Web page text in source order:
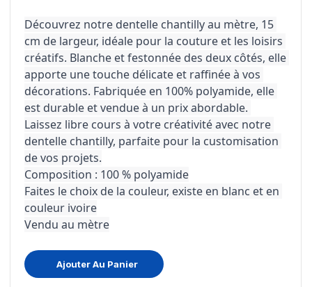
Découvrez notre dentelle chantilly au mètre, 15
cm de largeur, idéale pour la couture et les loisirs
créatifs. Blanche et festonnée des deux côtés, elle
apporte une touche délicate et raffinée à vos
décorations. Fabriquée en 100% polyamide, elle
est durable et vendue à un prix abordable.
Laissez libre cours à votre créativité avec notre
dentelle chantilly, parfaite pour la customisation
de vos projets.
Composition : 100 % polyamide
Faites le choix de la couleur, existe en blanc et en
couleur ivoire
Vendu au mètre
Ajouter Au Panier